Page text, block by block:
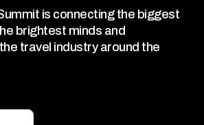
is connecting the biggest
brightest minds and
travel industry around the